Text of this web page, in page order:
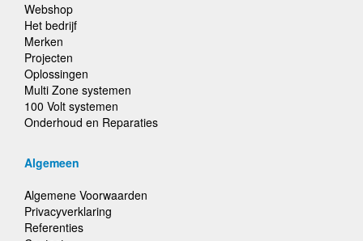
Webshop
Het bedrijf
Merken
Projecten
Oplossingen
Multi Zone systemen
100 Volt systemen
Onderhoud en Reparaties
Algemeen
Algemene Voorwaarden
Privacyverklaring
Referenties